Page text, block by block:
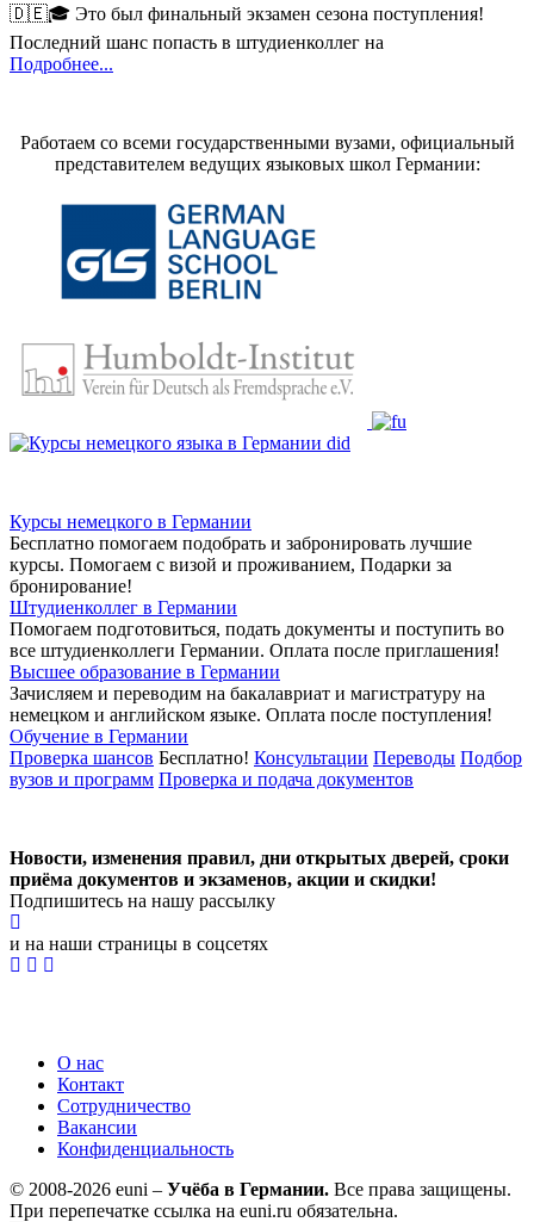
🇩🇪🎓 Это был финальный экзамен сезона поступления!
Последний шанс попасть в штудиенколлег на
Подробнее...
Работаем со всеми государственными вузами, официальный
представителем ведущих языковых школ Германии:
Курсы немецкого в Германии
Бесплатно помогаем подобрать и забронировать лучшие
курсы. Помогаем с визой и проживанием, Подарки за
бронирование!
Штудиенколлег в Германии
Помогаем подготовиться, подать документы и поступить во
все штудиенколлеги Германии. Оплата после приглашения!
Высшее образование в Германии
Зачисляем и переводим на бакалавриат и магистратуру на
немецком и английском языке. Оплата после поступления!
Обучение в Германии
Проверка шансов Бесплатно! Консультации Переводы Подбор
вузов и программ Проверка и подача документов
Новости, изменения правил, дни открытых дверей, сроки
приёма документов и экзаменов, акции и скидки!
Подпишитесь на нашу рассылку
и на наши страницы в соцсетях
О нас
Контакт
Сотрудничество
Вакансии
Конфиденциальность
© 2008-2026 euni – Учёба в Германии. Все права защищены.
При перепечатке ссылка на euni.ru обязательна.